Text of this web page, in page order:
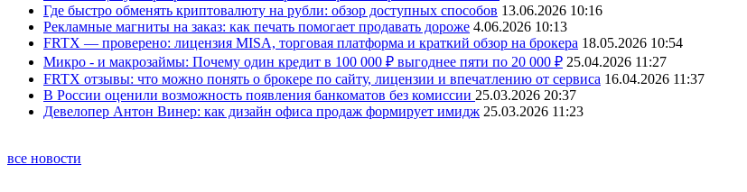
Где быстро обменять криптовалюту на рубли: обзор доступных способов 13.06.2026 10:16
Рекламные магниты на заказ: как печать помогает продавать дороже 4.06.2026 10:13
FRTX — проверено: лицензия MISA, торговая платформа и краткий обзор на брокера 18.05.2026 10:54
Микро - и макрозаймы: Почему один кредит в 100 000 ₽ выгоднее пяти по 20 000 ₽ 25.04.2026 11:27
FRTX отзывы: что можно понять о брокере по сайту, лицензии и впечатлению от сервиса 16.04.2026 11:37
В России оценили возможность появления банкоматов без комиссии 25.03.2026 20:37
Девелопер Антон Винер: как дизайн офиса продаж формирует имидж 25.03.2026 11:23
все новости